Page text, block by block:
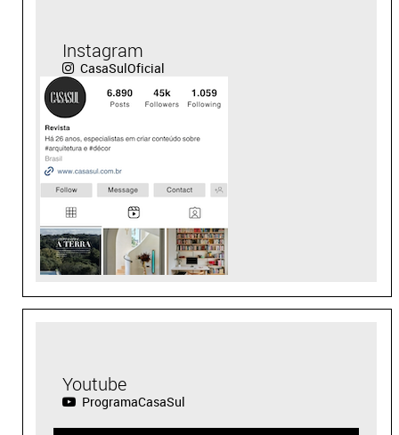
Instagram
CasaSulOficial
Youtube
ProgramaCasaSul